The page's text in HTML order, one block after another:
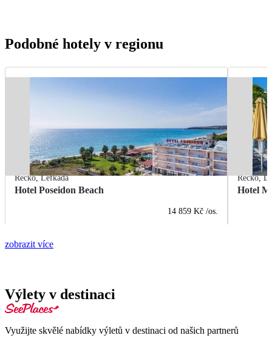
Podobné hotely v regionu
Řecko,Lefkada
Hotel Poseidon Beach
14 859 Kč /os.
Řecko,
Hotel
zobrazit více
Výlety v destinaci
Využijte skvělé nabídky výletů v destinaci od našich partnerů